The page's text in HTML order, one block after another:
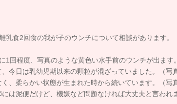
乳食2回食の我が子のウンチについて相談があります。
1回程度、写真のような黄色い水手前のウンチが出ます
、今日は乳幼児期以来の顆粒が混ざっていました。（写
、柔らかい状態が生まれた時から続いています。（写
には泥便だけど、機嫌など問題なければ大丈夫と言われ